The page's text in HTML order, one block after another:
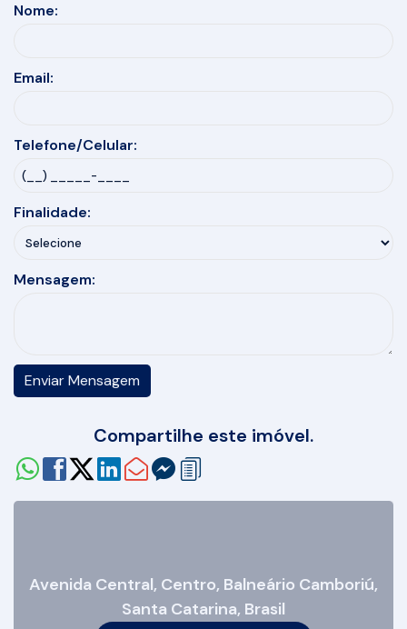
Nome:
Email:
Telefone/Celular:
Finalidade:
Mensagem:
Compartilhe este imóvel.
Avenida Central, Centro, Balneário Camboriú,
Santa Catarina, Brasil